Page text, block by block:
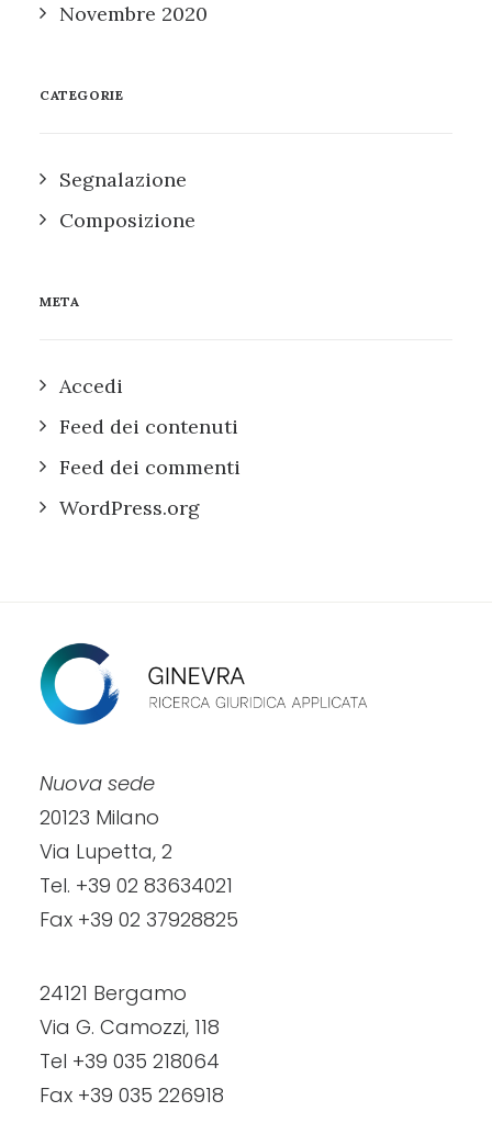
Novembre 2020
CATEGORIE
Segnalazione
Composizione
META
Accedi
Feed dei contenuti
Feed dei commenti
WordPress.org
Nuova sede
20123 Milano
Via Lupetta, 2
Tel. +39 02 83634021
Fax +39 02 37928825
24121 Bergamo
Via G. Camozzi, 118
Tel +39 035 218064
Fax +39 035 226918